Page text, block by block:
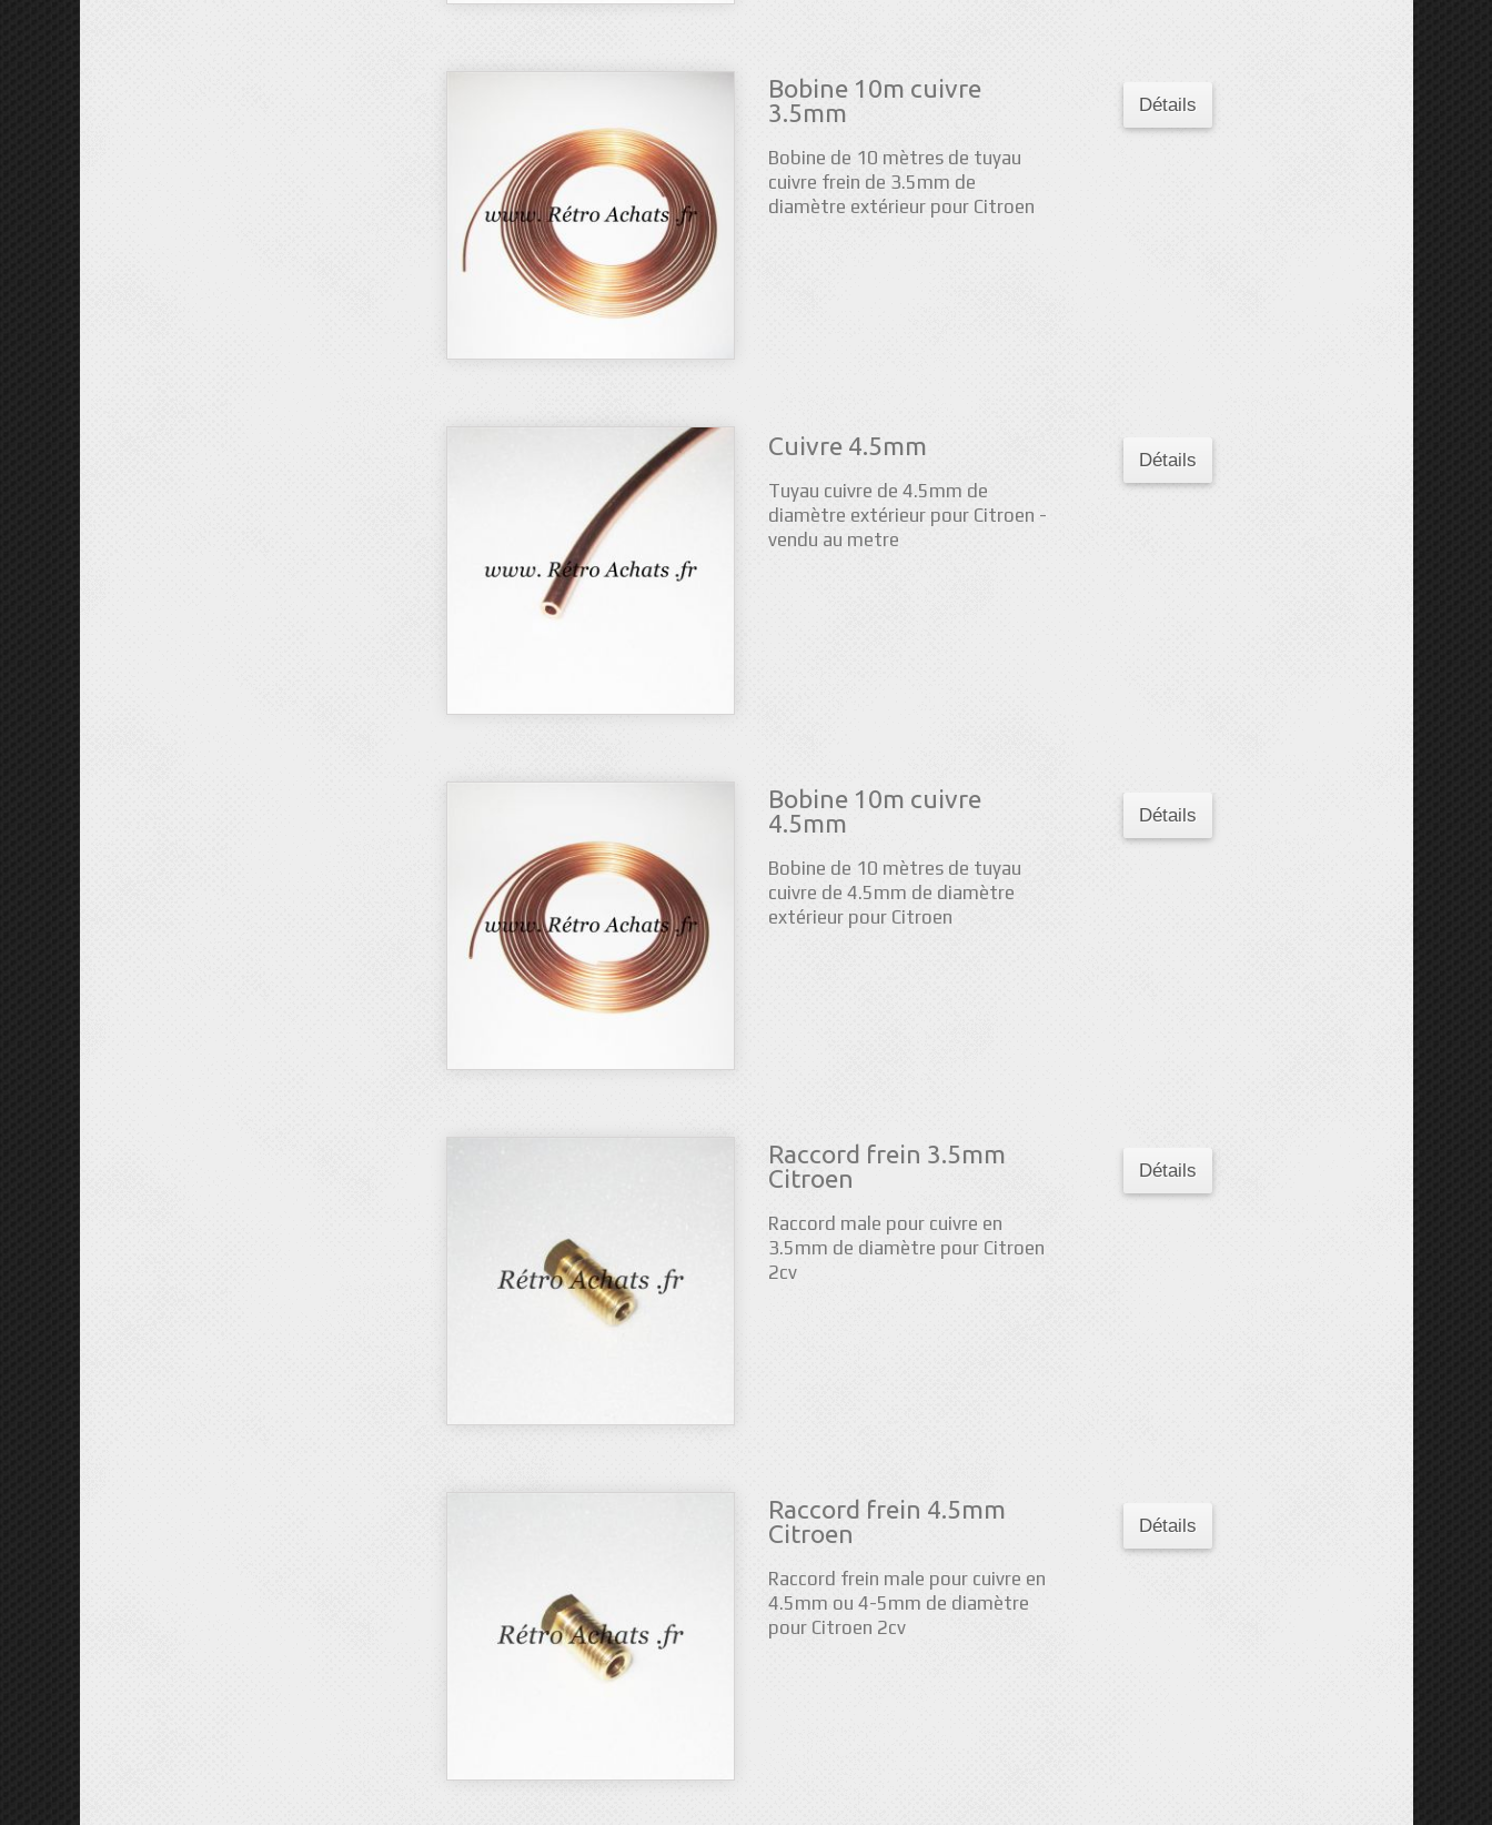
Bobine 10m cuivre
3.5mm
Bobine de 10 mètres de tuyau
cuivre frein de 3.5mm de
diamètre extérieur pour Citroen
Détails
Cuivre 4.5mm
Tuyau cuivre de 4.5mm de
diamètre extérieur pour Citroen -
vendu au metre
Détails
Bobine 10m cuivre
4.5mm
Bobine de 10 mètres de tuyau
cuivre de 4.5mm de diamètre
extérieur pour Citroen
Détails
Raccord frein 3.5mm
Citroen
Raccord male pour cuivre en
3.5mm de diamètre pour Citroen
2cv
Détails
Raccord frein 4.5mm
Citroen
Raccord frein male pour cuivre en
4.5mm ou 4-5mm de diamètre
pour Citroen 2cv
Détails